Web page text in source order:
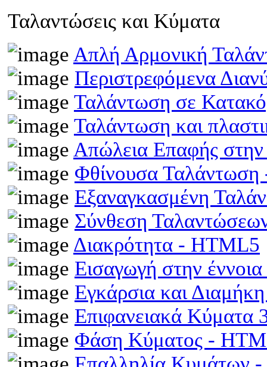
Ταλαντώσεις και Κύματα
Απλή Αρμονική
Περιστρεφόμενα
Ταλάντωση σε
Ταλάντωση και
Απώλεια Επαφής
Φθίνουσα
Εξαναγκασμένη
Σύνθεση
Διακρότητα - HTML5
Εισαγωγή στην
Εγκάρσια και
Επιφανειακά
Φάση Κύματος -